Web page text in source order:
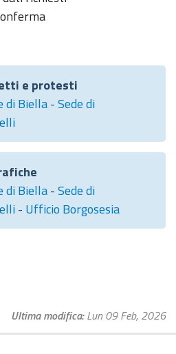
e protesti
di Biella-Sede di
di Biella-Sede di
- Ufficio Borgosesia
Ultima modifica Lun 09 Feb, 2026